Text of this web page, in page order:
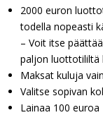
2000 euron
todella nopeasti
– Voit itse
paljon luottotililtä
Maksat kuluja
Valitse sopivan
Lainaa 100 euroa